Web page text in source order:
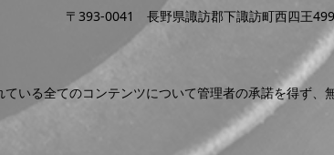
〒393-0041 長野県諏訪郡下諏訪町西四王
いる全てのコンテンツについて管理者の承諾を得ず、